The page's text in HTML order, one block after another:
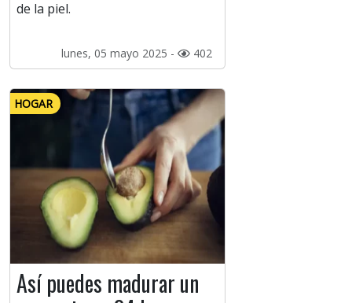
de la piel.
lunes, 05 mayo 2025 - 402
HOGAR
Así puedes madurar un